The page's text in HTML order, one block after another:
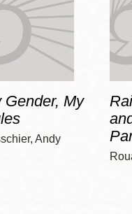
Gender, My
Andy